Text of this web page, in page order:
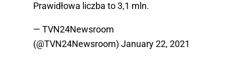
Prawidłowa liczba to 3,1 mln.
— TVN24Newsroom
(@TVN24Newsroom) January 22, 2021